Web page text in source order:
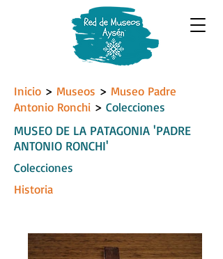
Inicio > Museos > Museo Padre
Antonio Ronchi > Colecciones
MUSEO DE LA PATAGONIA 'PADRE
ANTONIO RONCHI'
Colecciones
Historia